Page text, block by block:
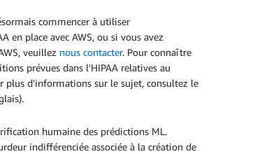
commencer à utiliser
en place avec AWS, ou si vous avez
veuillez nous contacter. Pour connaître
prévues dans l'HIPAA relatives au
plus d'informations sur le sujet, consultez le
humaine des prédictions ML.
indifférenciée associée à la création de